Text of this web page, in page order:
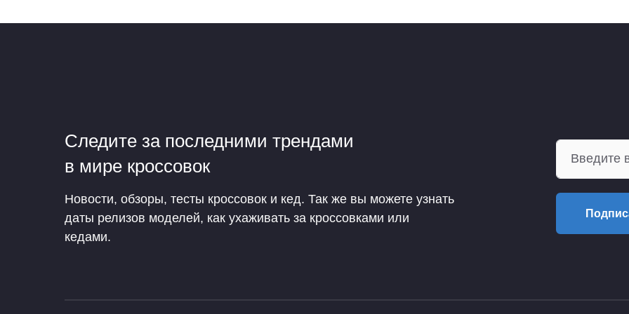
Следите за последними трендами
в мире кроссовок
Новости, обзоры, тесты кроссовок и кед. Так же вы можете узнать
даты релизов моделей, как ухаживать за кроссовками или
кедами.